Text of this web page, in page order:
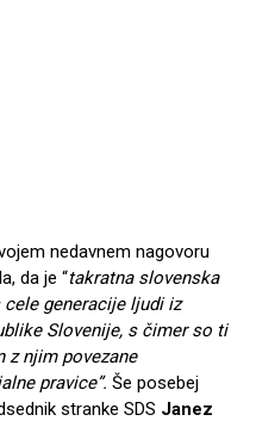
nedavnem nagovoru
da je “takratna slovenska
generacije ljudi iz
Slovenije, s čimer so ti
z njim povezane
pravice”. Še posebej
stranke SDS Janez